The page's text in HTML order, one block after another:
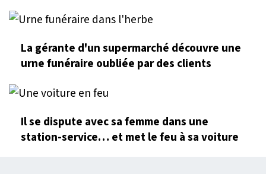
La gérante d'un supermarché découvre une
urne funéraire oubliée par des clients
Il se dispute avec sa femme dans une
station-service… et met le feu à sa voiture